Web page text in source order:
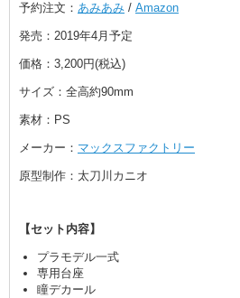
予約注文： あみあみ / Amazon
発売：2019年4月予定
価格：3,200円(税込)
サイズ：全高約90mm
素材：PS
メーカー： マックスファクトリー
原型制作：太刀川カニオ
【セット内容】
プラモデル一式
専用台座
瞳デカール